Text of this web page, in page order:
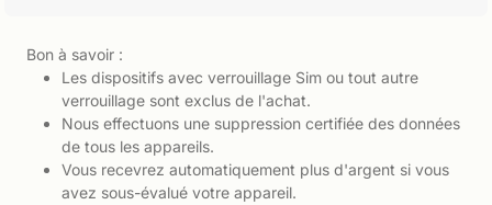
Bon à savoir :
Les dispositifs avec verrouillage Sim ou tout autre
verrouillage sont exclus de l'achat.
Nous effectuons une suppression certifiée des données
de tous les appareils.
Vous recevrez automatiquement plus d'argent si vous
avez sous-évalué votre appareil.